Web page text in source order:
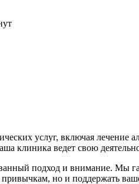
услуг, включая лечение
клиника ведет свою
подход и внимание. Мы
но и поддержать